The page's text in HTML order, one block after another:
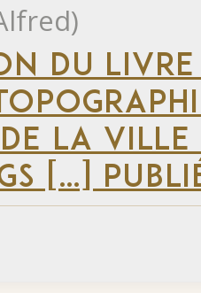
DU
LA VILLE
[…]